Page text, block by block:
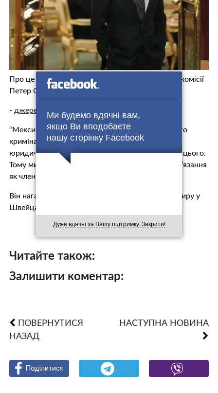
Ми будемо вдячні вам,
якщо Ви вподобаєте
нашу сторінку Facebook
Дуже вдячні за Вашу підтримку. Закрити!
Про це в коментаріEuractiv
заявив речник Єврокомісії
Петер Стано.
- джерело.
“Мексика є державою-учасницею Міжнародного
кримінального суду (МКС – ред.) з 2005 року, з
юридичними зобов’язаннями, що випливають із цього.
Тому ми віримо, що Мексика виконає свої зобов’язання
як член МУС”, – зазначив Стано.
Він нагадав, що Мексика взяла участь у саміті миру у
Швейцар…
Читайте також:
Залишити коментар:
ПОВЕРНУТИСЯ
НАЗАД
НАСТУПНА НОВИНА
Поділитися